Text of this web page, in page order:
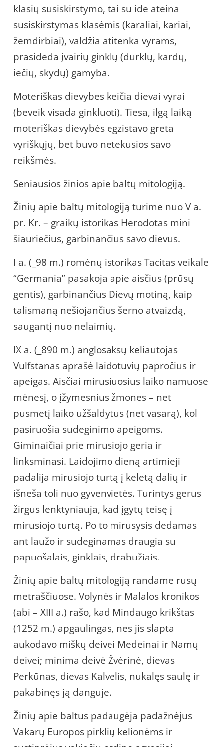
klasių susiskirstymo, tai su ide ateina
susiskirstymas klasėmis (karaliai, kariai,
žemdirbiai), valdžia atitenka vyrams,
prasideda įvairių ginklų (durklų, kardų,
iečių, skydų) gamyba.
Moteriškas dievybes keičia dievai vyrai
(beveik visada ginkluoti). Tiesa, ilgą laiką
moteriškas dievybės egzistavo greta
vyriškųjų, bet buvo netekusios savo
reikšmės.
Seniausios žinios apie baltų mitologiją.
Žinių apie baltų mitologiją turime nuo V a.
pr. Kr. – graikų istorikas Herodotas mini
šiauriečius, garbinančius savo dievus.
I a. (_98 m.) romėnų istorikas Tacitas veikale
“Germania” pasakoja apie aisčius (prūsų
gentis), garbinančius Dievų motiną, kaip
talismaną nešiojančius šerno atvaizdą,
saugantį nuo nelaimių.
IX a. (_890 m.) anglosaksų keliautojas
Vulfstanas aprašė laidotuvių papročius ir
apeigas. Aisčiai mirusiuosius laiko namuose
mėnesį, o įžymesnius žmones – net
pusmetį laiko užšaldytus (net vasarą), kol
pasiruošia sudeginimo apeigoms.
Giminaičiai prie mirusiojo geria ir
linksminasi. Laidojimo dieną artimieji
padalija mirusiojo turtą į keletą dalių ir
išneša toli nuo gyvenvietės. Turintys gerus
žirgus lenktyniauja, kad įgytų teisę į
mirusiojo turtą. Po to mirusysis dedamas
ant laužo ir sudeginamas draugia su
papuošalais, ginklais, drabužiais.
Žinių apie baltų mitologiją randame rusų
metraščiuose. Volynės ir Malalos kronikos
(abi – XIII a.) rašo, kad Mindaugo krikštas
(1252 m.) apgaulingas, nes jis slapta
aukodavo miškų deivei Medeinai ir Namų
deivei; minima deivė Žvėrinė, dievas
Perkūnas, dievas Kalvelis, nukalęs saulę ir
pakabinęs ją danguje.
Žinių apie baltus padaugėja padažnėjus
Vakarų Europos pirklių kelionėms ir